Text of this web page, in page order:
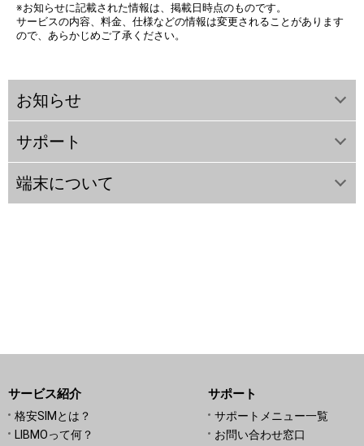
※お知らせに記載された情報は、掲載日時点のものです。
サービスの内容、料金、仕様などの情報は変更されることがあります
ので、あらかじめご了承ください。
お知らせ
サポート
端末について
サービス紹介
格安SIMとは？
LIBMOって何？
サポート
サポートメニュー一覧
お問い合わせ窓口